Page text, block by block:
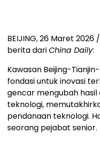
BEIJING,26 Maret 2026
berita dariChina Daily:
Kawasan Beijing-
fondasi untuk inovasi
gencar mengubah
teknologi,
pendanaan teknologi.
seorang pejabat senior.